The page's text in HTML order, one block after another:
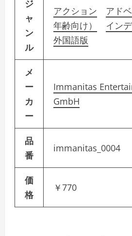
ジ
ャ
ン
ル
アクション
アド
年齢向け）
イン
外国語版
メ
ー
カ
ー
Immanitas
GmbH
品
番
immanitas_0004
価
格
￥770